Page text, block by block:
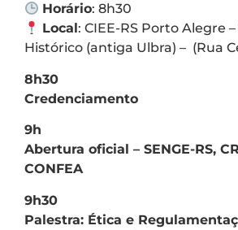
Horário: 8h30
Local: CIEE-RS Porto Alegre
Histórico (antiga Ulbra) – (Rua
8h30
Credenciamento
9h
Abertura oficial – SENGE-RS,
CONFEA
9h30
Palestra: Ética e